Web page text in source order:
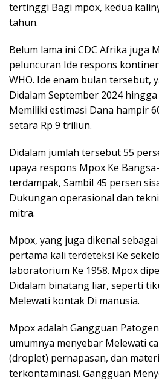
tertinggi Bagi mpox, kedua
tahun.
Belum lama ini CDC Afrika juga
peluncuran Ide respons
WHO. Ide enam bulan tersebut,
Didalam September 2024
Memiliki estimasi Dana hampir
setara Rp 9 triliun.
Didalam jumlah tersebut 55
upaya respons Mpox Ke
terdampak, Sambil 45 persen
Dukungan operasional dan
mitra.
Mpox, yang juga dikenal
pertama kali terdeteksi Ke
laboratorium Ke 1958. Mpox
Didalam binatang liar, seperti
Melewati kontak Di manusia.
Mpox adalah Gangguan
umumnya menyebar Melewati
(droplet) pernapasan, dan
terkontaminasi. Gangguan